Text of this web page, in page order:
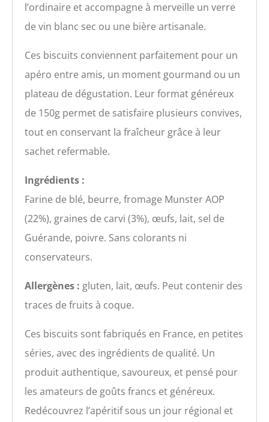
l’ordinaire et accompagne à merveille un verre
de vin blanc sec ou une bière artisanale.
Ces biscuits conviennent parfaitement pour un
apéro entre amis, un moment gourmand ou un
plateau de dégustation. Leur format généreux
de 150g permet de satisfaire plusieurs convives,
tout en conservant la fraîcheur grâce à leur
sachet refermable.
Ingrédients :
Farine de blé, beurre, fromage Munster AOP
(22%), graines de carvi (3%), œufs, lait, sel de
Guérande, poivre. Sans colorants ni
conservateurs.
Allergènes : gluten, lait, œufs. Peut contenir des
traces de fruits à coque.
Ces biscuits sont fabriqués en France, en petites
séries, avec des ingrédients de qualité. Un
produit authentique, savoureux, et pensé pour
les amateurs de goûts francs et généreux.
Redécouvrez l’apéritif sous un jour régional et